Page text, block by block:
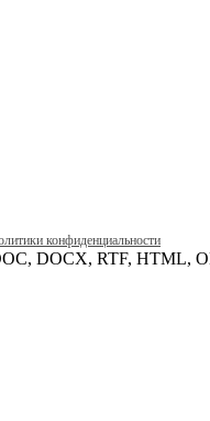
конфиденциальности
DOCX, RTF, HTML,